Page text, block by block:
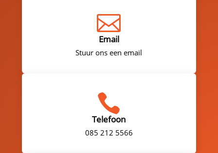

Email
Stuur ons een email

Telefoon
085 212 5566